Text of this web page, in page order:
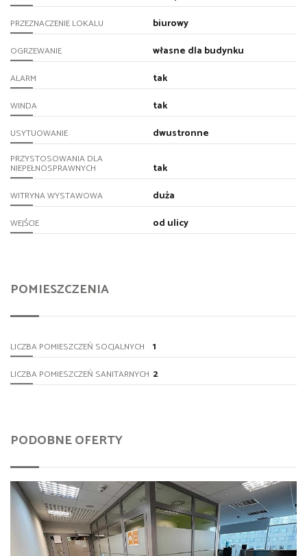
PRZEZNACZENIE LOKALU biurowy
OGRZEWANIE własne dla budynku
ALARM tak
WINDA tak
USYTUOWANIE dwustronne
PRZYSTOSOWANIA DLA
NIEPEŁNOSPRAWNYCH tak
WITRYNA WYSTAWOWA duża
WEJŚCIE od ulicy
POMIESZCZENIA
LICZBA POMIESZCZEŃ SOCJALNYCH 1
LICZBA POMIESZCZEŃ SANITARNYCH 2
PODOBNE OFERTY